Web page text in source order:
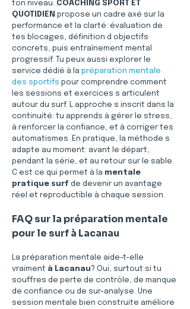
ton niveau. COACHING SPORT ET
QUOTIDIEN propose un cadre axé sur la
performance et la clarté: évaluation de
tes blocages, définition d objectifs
concrets, puis entraînement mental
progressif. Tu peux aussi explorer le
service dédié à la préparation mentale
des sportifs pour comprendre comment
les sessions et exercices s articulent
autour du surf. L approche s inscrit dans la
continuité: tu apprends à gérer le stress,
à renforcer la confiance, et à corriger tes
automatismes. En pratique, la méthode s
adapte au moment: avant le départ,
pendant la série, et au retour sur le sable.
C est ce qui permet à la mentale
pratique surf de devenir un avantage
réel et reproductible à chaque session.
FAQ sur la préparation mentale
pour le surf à Lacanau
La préparation mentale aide-t-elle
vraiment à Lacanau? Oui, surtout si tu
souffres de perte de contrôle, de manque
de confiance ou de sur-analyse. Une
session mentale bien construite améliore